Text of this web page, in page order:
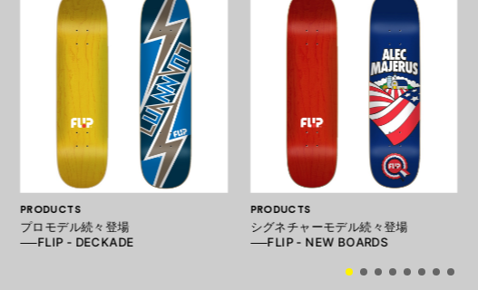
PRODUCTS
プロモデル続々登場
──FLIP - DECKADE
PRODUCTS
シグネチャーモデル続々登場
──FLIP - NEW BOARDS